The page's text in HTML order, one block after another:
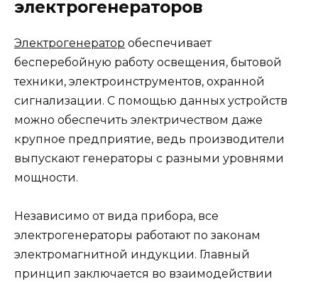
электрогенераторов
Электрогенератор обеспечивает
бесперебойную работу освещения, бытовой
техники, электроинструментов, охранной
сигнализации. С помощью данных устройств
можно обеспечить электричеством даже
крупное предприятие, ведь производители
выпускают генераторы с разными уровнями
мощности.
Независимо от вида прибора, все
электрогенераторы работают по законам
электромагнитной индукции. Главный
принцип заключается во взаимодействии